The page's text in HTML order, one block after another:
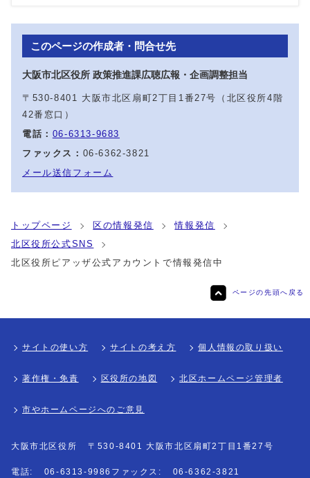
このページの作成者・問合せ先
大阪市北区役所 政策推進課広聴広報・企画調整担当
〒530-8401 大阪市北区扇町2丁目1番27号（北区役所4階
42番窓口）
電話： 06-6313-9683
ファックス： 06-6362-3821
メール送信フォーム
トップページ 区の情報発信
情報発信
北区役所公式SNS
北区役所ピアッザ公式アカウントで情報発信中
ページの先頭へ戻る
サイトの使い方 サイトの考え方 個人情報の取り扱い
著作権・免責 区役所の地図 北区ホームページ管理者
市やホームページへのご意見
大阪市北区役所 〒530-8401 大阪市北区扇町2丁目1番27号
電話: 06-6313-9986 ファックス: 06-6362-3821